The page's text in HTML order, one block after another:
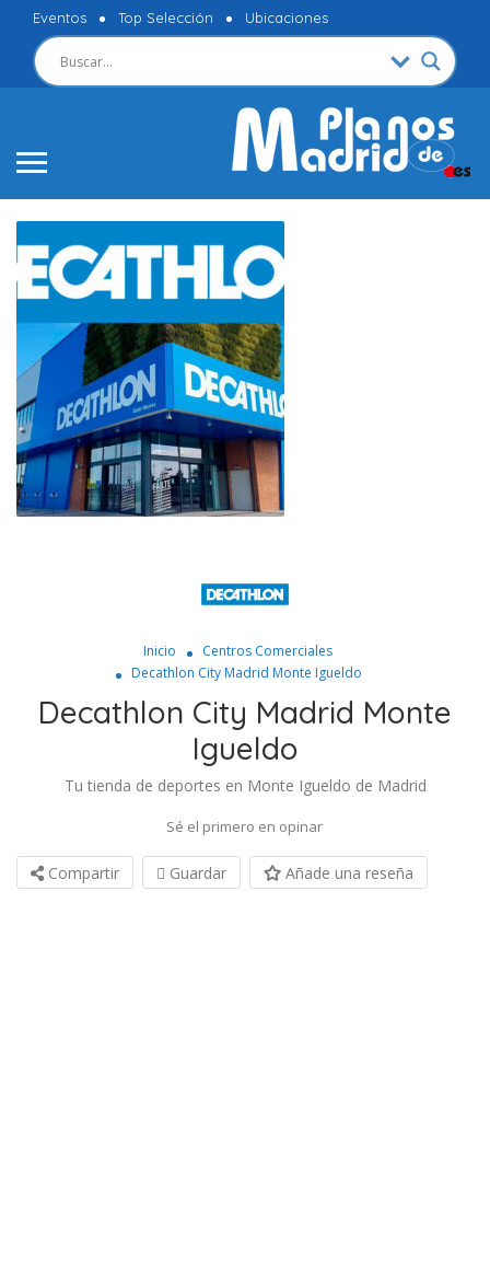
Eventos Top Selección Ubicaciones
Inicio
Centros Comerciales
Decathlon City Madrid Monte Igueldo
Decathlon City Madrid Monte
Igueldo
Tu tienda de deportes en Monte Igueldo de Madrid
Sé el primero en opinar
Compartir Guardar Añade una reseña